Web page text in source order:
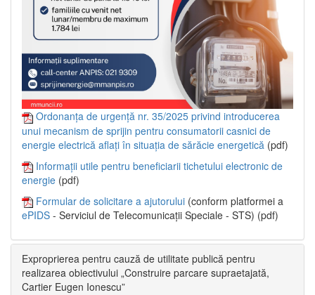
Ordonanța de urgență nr. 35/2025 privind introducerea
unui mecanism de sprijin pentru consumatorii casnici de
energie electrică aflați în situația de sărăcie energetică (pdf)
Informații utile pentru beneficiarii tichetului electronic de
energie (pdf)
Formular de solicitare a ajutorului (conform platformei a
ePIDS - Serviciul de Telecomunicații Speciale - STS) (pdf)
Exproprierea pentru cauză de utilitate publică pentru
realizarea obiectivului „Construire parcare supraetajată,
Cartier Eugen Ionescu”